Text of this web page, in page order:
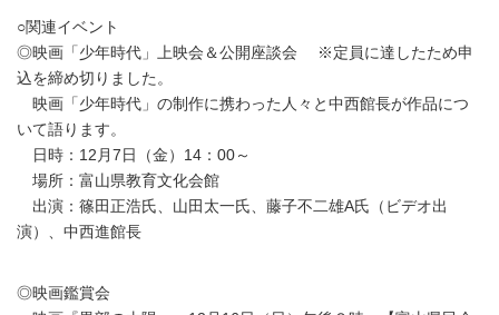
○関連イベント
◎映画「少年時代」上映会＆公開座談会 ※定員に達したため申
込を締め切りました。
映画「少年時代」の制作に携わった人々と中西館長が作品につ
いて語ります。
日時：12月7日（金）14：00～
場所：富山県教育文化会館
出演：篠田正浩氏、山田太一氏、藤子不二雄A氏（ビデオ出
演）、中西進館長
◎映画鑑賞会